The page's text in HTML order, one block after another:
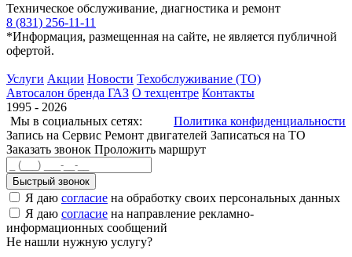
Техническое обслуживание, диагностика и ремонт
8 (831) 256-11-11
*Информация, размещенная на сайте, не является публичной
офертой.
Услуги Акции Новости Техобслуживание (ТО)
Автосалон бренда ГАЗ О техцентре Контакты
1995 - 2026
Мы в социальных сетях:
Политика конфиденциальности
Запись на Сервис Ремонт двигателей Записаться на ТО
Заказать звонок Проложить маршрут
Быстрый звонок
Я даю согласие на обработку своих персональных данных
Я даю согласие на направление рекламно-
информационных сообщений
Не нашли нужную услугу?